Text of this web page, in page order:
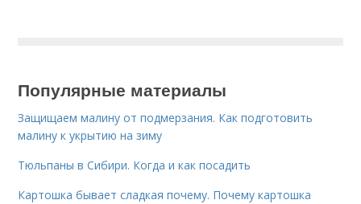
Популярные материалы
Защищаем малину от подмерзания. Как подготовить
малину к укрытию на зиму
Тюльпаны в Сибири. Когда и как посадить
Картошка бывает сладкая почему. Почему картошка